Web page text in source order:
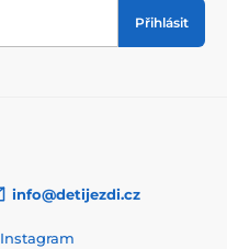
Přihlásit
info@detijezdi.cz
Instagram